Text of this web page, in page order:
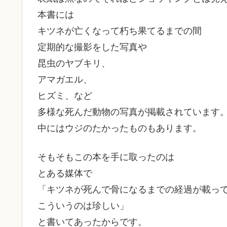
本書には
キツネが亡くなって朽ち果てるまでの間
定期的な撮影をした写真や
昆虫のヤブキリ、
アマガエル、
ヒズミ、など
多様な死んだ動物の写真が掲載されています。
中にはウジのたかったものもあります。
そもそもこの本を手に取ったのは
とある媒体で
「キツネが死んで骨になるまでの経過が載って
こういうのは珍しい」
と書いてあったからです。